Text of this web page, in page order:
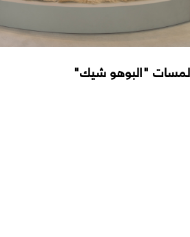
لمسات "البوهو شيك"